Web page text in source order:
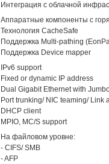
Интеграция с облачной
Аппаратные компоненты с
Технология CacheSafe
Поддержка Multi-pathing
Поддержка Device mapper
IPv6 support
Fixed or dynamic IP address
Dual Gigabit Ethernet with
Port trunking/ NIC teaming/ Link
DHCP client
MPIO, MC/S support
На файловом уровне:
- CIFS/ SMB
- AFP